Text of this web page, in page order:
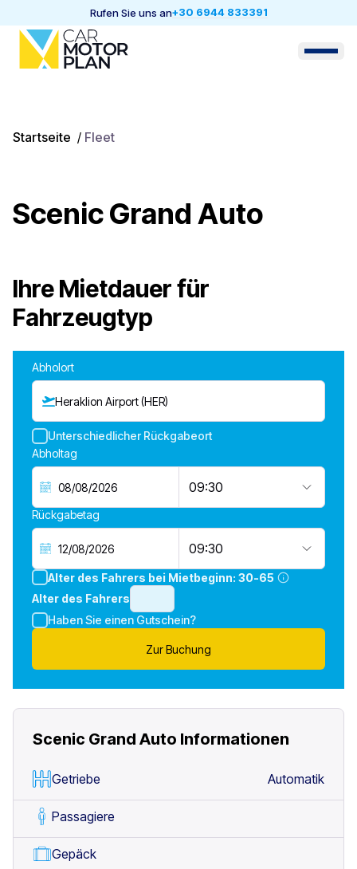
Rufen Sie uns an+30 6944 833391
Startseite / Fleet
Scenic Grand Auto
Ihre Mietdauer für
Fahrzeugtyp
Abholort
Heraklion Airport (HER)
Unterschiedlicher Rückgabeort
Abholtag
09:30
Rückgabetag
09:30
Alter des Fahrers bei Mietbeginn: 30-65
Alter des Fahrers
Haben Sie einen Gutschein?
Zur Buchung
Scenic Grand Auto Informationen
Getriebe Automatik
Passagiere
Gepäck